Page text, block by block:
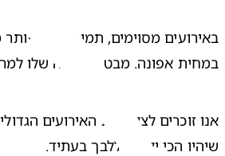
במחית אפונה. מבט הפליאה שלו
שיהיו הכי יקרות ללבך בעתיד.